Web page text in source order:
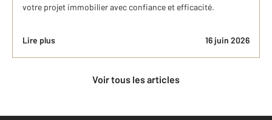
votre projet immobilier avec confiance et efficacité.
Lire plus 16 juin 2026
Voir tous les articles